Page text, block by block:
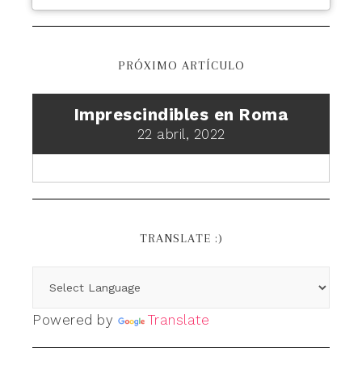
PRÓXIMO ARTÍCULO
Imprescindibles en Roma
22 abril, 2022
TRANSLATE :)
Powered by Translate